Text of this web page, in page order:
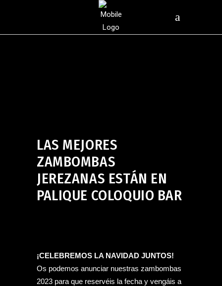
LAS MEJORES
ZAMBOMBAS
JEREZANAS ESTÁN EN
PALIQUE COLOQUIO BAR
¡CELEBREMOS LA NAVIDAD JUNTOS!
Os podemos anunciar nuestras zambombas
2023 para que reservéis la fecha y vengáis a